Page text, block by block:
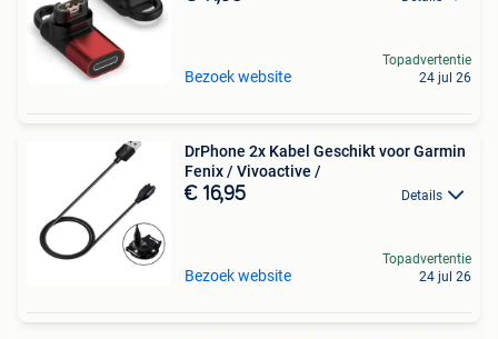
Bezoek website
Topadvertentie
24 jul 26
DrPhone 2x Kabel Geschikt voor Garmin
Fenix / Vivoactive /
€ 16,95 Details
Bezoek website
Topadvertentie
24 jul 26